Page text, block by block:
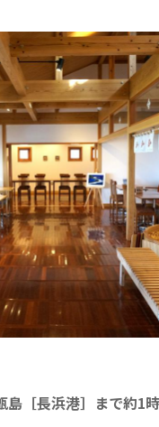
島［長浜港］まで約1